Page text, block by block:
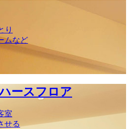
り
ムなど
ースフロア
室
せる